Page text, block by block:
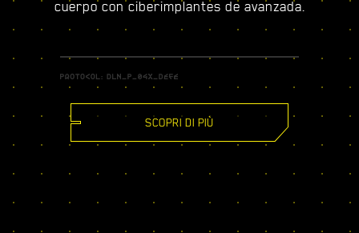
cuerpo con ciberimplantes de avanzada.
SCOPRI DI PIÙ